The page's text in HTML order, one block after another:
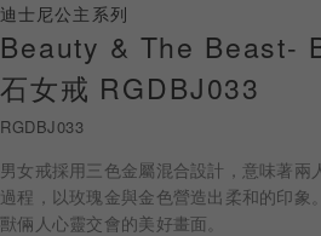
黃金金飾
關於ALUXE
最新消息
迪士尼公主系列
Beauty & The Beast-
石女戒 RGDBJ033
RGDBJ033
男女戒採用三色金屬混合設計，意味著兩
過程，以玫瑰金與金色營造出柔和的印象
獸倆人心靈交會的美好畫面。